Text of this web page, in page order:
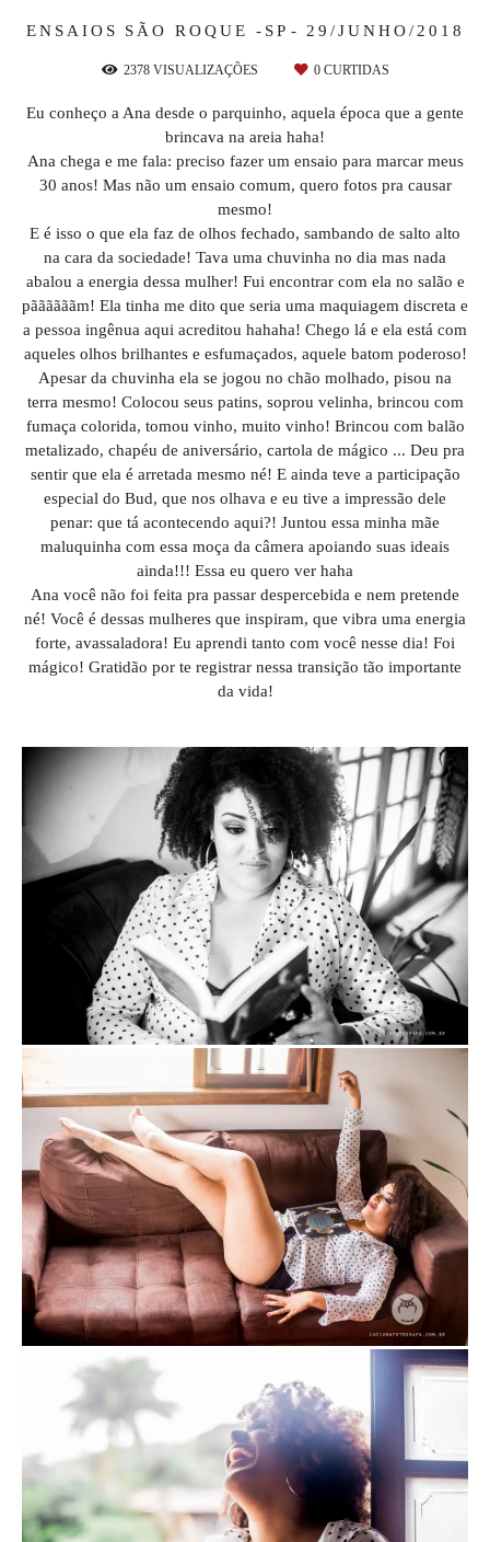
ENSAIOS SÃO ROQUE -SP 29/JUNHO/2018
2378VISUALIZAÇÕES 0CURTIDAS
Eu conheço a Ana desde o parquinho, aquela época que a gente
brincava na areia haha!
Ana chega e me fala: preciso fazer um ensaio para marcar meus
30 anos! Mas não um ensaio comum, quero fotos pra causar
mesmo!
E é isso o que ela faz de olhos fechado, sambando de salto alto
na cara da sociedade! Tava uma chuvinha no dia mas nada
abalou a energia dessa mulher! Fui encontrar com ela no salão e
pããããããm! Ela tinha me dito que seria uma maquiagem discreta e
a pessoa ingênua aqui acreditou hahaha! Chego lá e ela está com
aqueles olhos brilhantes e esfumaçados, aquele batom poderoso!
Apesar da chuvinha ela se jogou no chão molhado, pisou na
terra mesmo! Colocou seus patins, soprou velinha, brincou com
fumaça colorida, tomou vinho, muito vinho! Brincou com balão
metalizado, chapéu de aniversário, cartola de mágico ... Deu pra
sentir que ela é arretada mesmo né! E ainda teve a participação
especial do Bud, que nos olhava e eu tive a impressão dele
penar: que tá acontecendo aqui?! Juntou essa minha mãe
maluquinha com essa moça da câmera apoiando suas ideais
ainda!!! Essa eu quero ver haha
Ana você não foi feita pra passar despercebida e nem pretende
né! Você é dessas mulheres que inspiram, que vibra uma energia
forte, avassaladora! Eu aprendi tanto com você nesse dia! Foi
mágico! Gratidão por te registrar nessa transição tão importante
da vida!